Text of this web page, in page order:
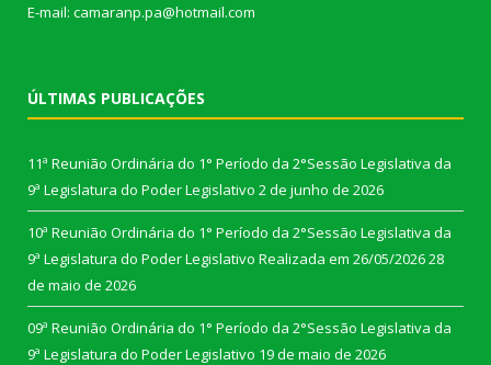
E-mail: camaranp.pa@hotmail.com
ÚLTIMAS PUBLICAÇÕES
11ª Reunião Ordinária do 1° Período da 2°Sessão Legislativa da
9ª Legislatura do Poder Legislativo 2 de junho de 2026
10ª Reunião Ordinária do 1° Período da 2°Sessão Legislativa da
9ª Legislatura do Poder Legislativo Realizada em 26/05/202628
de maio de 2026
09ª Reunião Ordinária do 1° Período da 2°Sessão Legislativa da
9ª Legislatura do Poder Legislativo 19 de maio de 2026